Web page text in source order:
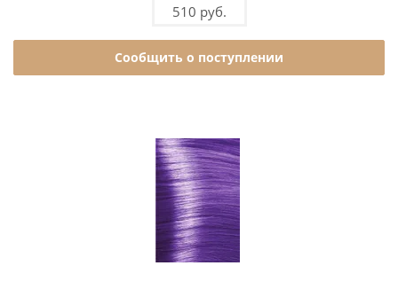
510 руб.
Сообщить о поступлении